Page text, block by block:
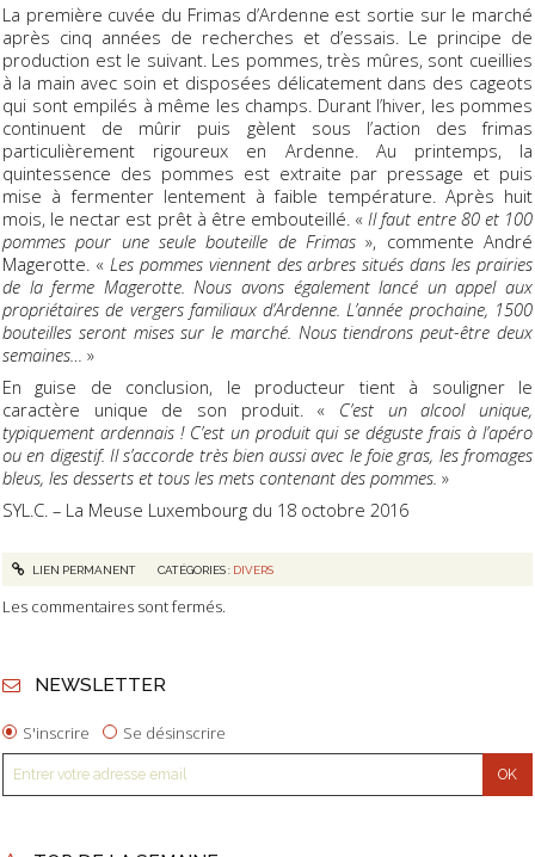
La première cuvée du Frimas d’Ardenne est sortie sur le marché
après cinq années de recherches et d’essais. Le principe de
production est le suivant. Les pommes, très mûres, sont cueillies
à la main avec soin et disposées délicatement dans des cageots
qui sont empilés à même les champs. Durant l’hiver, les pommes
continuent de mûrir puis gèlent sous l’action des frimas
particulièrement rigoureux en Ardenne. Au printemps, la
quintessence des pommes est extraite par pressage et puis
mise à fermenter lentement à faible température. Après huit
mois, le nectar est prêt à être embouteillé. « Il faut entre 80 et 100
pommes pour une seule bouteille de Frimas », commente André
Magerotte. « Les pommes viennent des arbres situés dans les prairies
de la ferme Magerotte. Nous avons également lancé un appel aux
propriétaires de vergers familiaux d’Ardenne. L’année prochaine, 1500
bouteilles seront mises sur le marché. Nous tiendrons peut-être deux
semaines…
»
En guise de conclusion, le producteur tient à souligner le
caractère unique de son produit. « C’est un alcool unique,
typiquement ardennais ! C’est un produit qui se déguste frais à l’apéro
ou en digestif. Il s’accorde très bien aussi avec le foie gras, les fromages
bleus, les desserts et tous les mets contenant des pommes. »
SYL.C. – La Meuse Luxembourg du 18 octobre 2016
LIEN PERMANENT CATÉGORIES : DIVERS
Les commentaires sont fermés.
NEWSLETTER
S'inscrire Se désinscrire